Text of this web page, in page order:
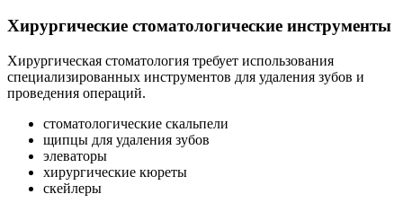
Хирургические стоматологические инструменты
Хирургическая стоматология требует использования
специализированных инструментов для удаления зубов и
проведения операций.
стоматологические скальпели
щипцы для удаления зубов
элеваторы
хирургические кюреты
скейлеры